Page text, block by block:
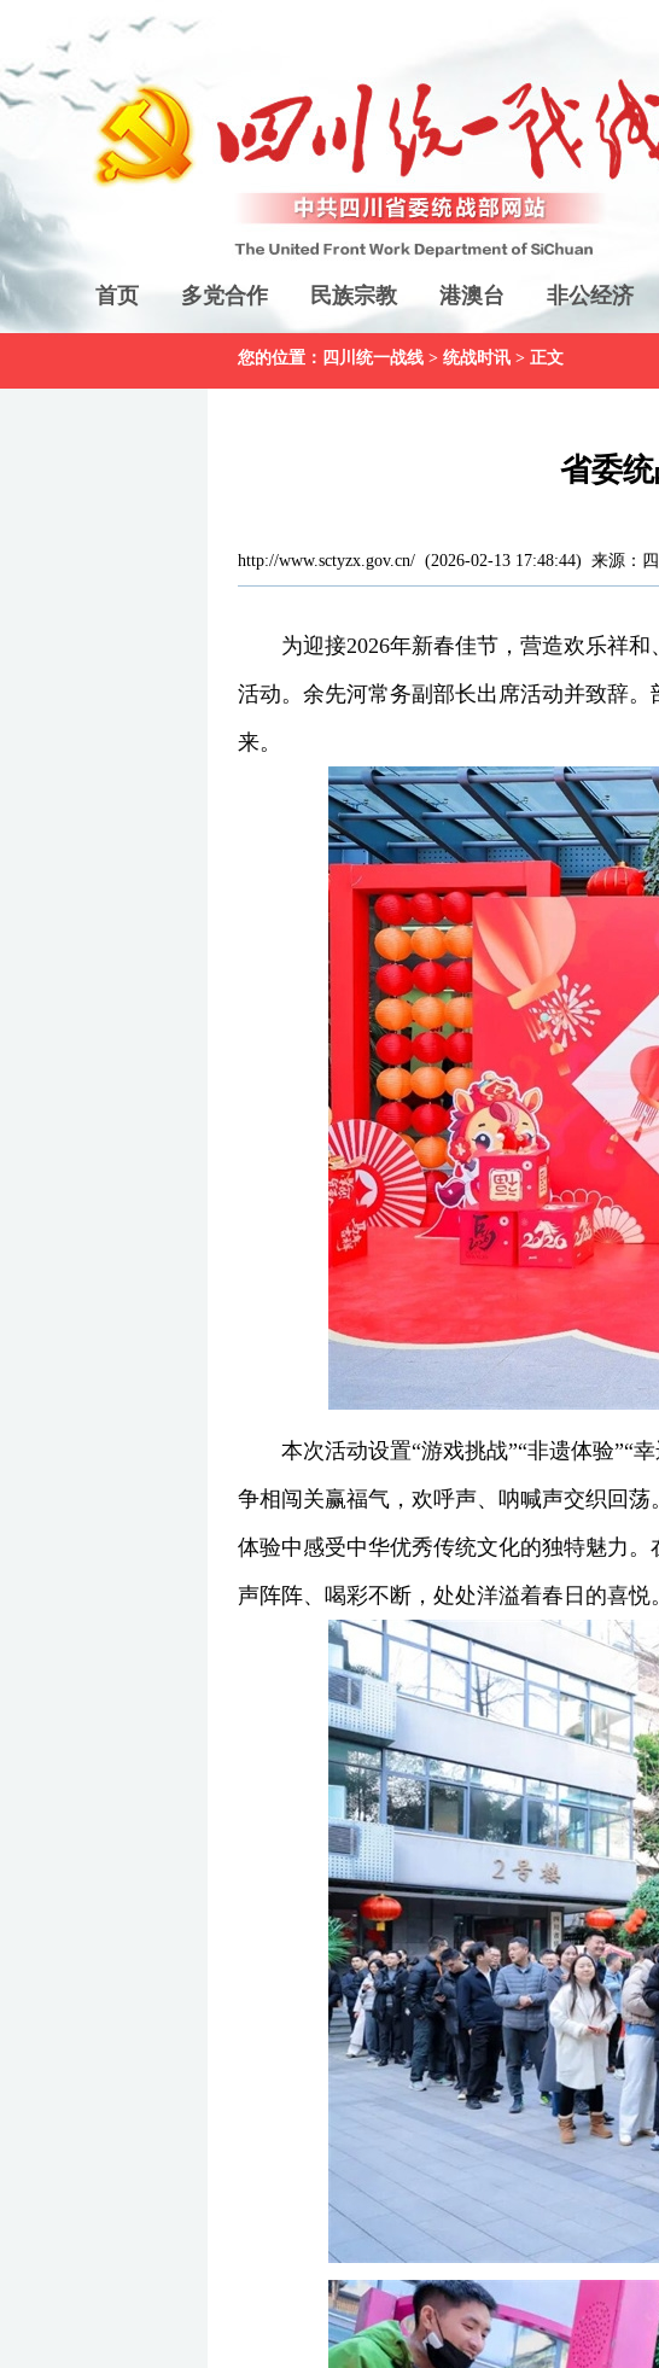
首页 多党合作 民族宗教 港澳台 非公经济
您的位置： 四川统一战线 > 统战时讯 > 正文
省委
http://www.sctyzx.gov.cn/ (2026-02-13 17:48:44) 来源：
为迎接2026年新春佳节，营造欢乐祥
活动。余先河常务副部长出席活动并致辞
来。
本次活动设置“游戏挑战”“非遗体验”“
争相闯关赢福气，欢呼声、呐喊声交织回
体验中感受中华优秀传统文化的独特魅力
声阵阵、喝彩不断，处处洋溢着春日的喜悦。